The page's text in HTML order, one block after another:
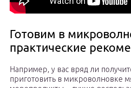
Готовим в
практические
Например, у вас вряд ли
приготовить в микроволновке